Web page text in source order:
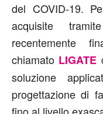
del COVID-19.
acquisite
recentemente
chiamato LIGATE
soluzione
progettazione di